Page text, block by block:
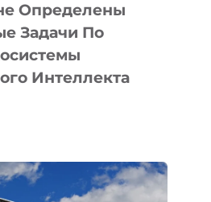
Определены
Задачи По
Интеллекта